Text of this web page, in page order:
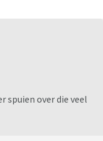
spuien over die veel